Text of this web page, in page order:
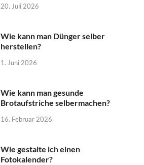
20. Juli 2026
Wie kann man Dünger selber
herstellen?
1. Juni 2026
Wie kann man gesunde
Brotaufstriche selbermachen?
16. Februar 2026
Wie gestalte ich einen
Fotokalender?